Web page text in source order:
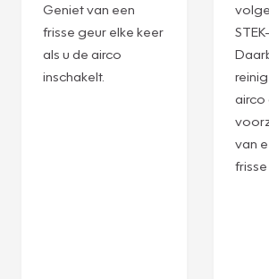
Geniet van een
frisse geur elke keer
als u de airco
inschakelt.
airco
van
frisse